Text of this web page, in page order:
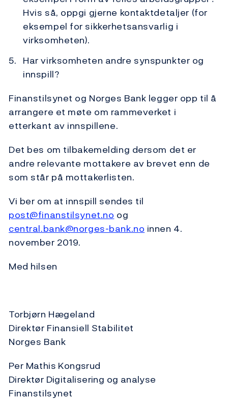
Hvis så, oppgi gjerne kontaktdetaljer (for
eksempel for sikkerhetsansvarlig i
virksomheten).
Har virksomheten andre synspunkter og
innspill?
Finanstilsynet og Norges Bank legger opp til å
arrangere et møte om rammeverket i
etterkant av innspillene.
Det bes om tilbakemelding dersom det er
andre relevante mottakere av brevet enn de
som står på mottakerlisten.
Vi ber om at innspill sendes til
post@finanstilsynet.no og
central.bank@norges-bank.no innen 4.
november 2019.
Med hilsen
Torbjørn Hægeland
Direktør Finansiell Stabilitet
Norges Bank
Per Mathis Kongsrud
Direktør Digitalisering og analyse
Finanstilsynet